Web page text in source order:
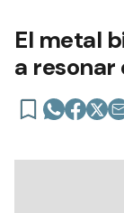
El metal
a resonar